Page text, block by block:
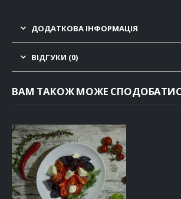
ДОДАТКОВА ІНФОРМАЦІЯ
ВІДГУКИ (0)
ВАМ ТАКОЖ МОЖЕ